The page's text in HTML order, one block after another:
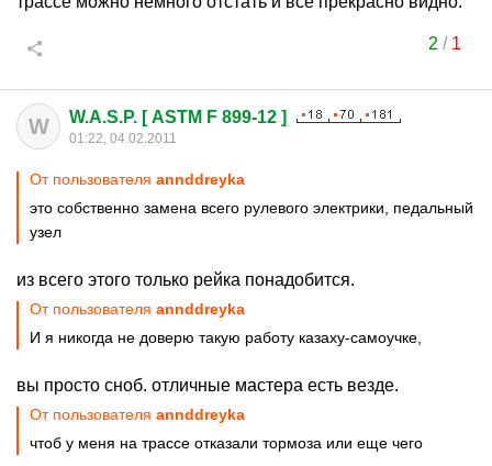
2 / 1
W W.A.S.P. [ ASTM F 899-12 ]
01:22, 04.02.2011
От пользователя annddreyka
это собственно замена всего рулевого электрики, педальный
узел
из всего этого только рейка понадобится.
От пользователя annddreyka
И я никогда не доверю такую работу казаху-самоучке,
вы просто сноб. отличные мастера есть везде.
От пользователя annddreyka
чтоб у меня на трассе отказали тормоза или еще чего